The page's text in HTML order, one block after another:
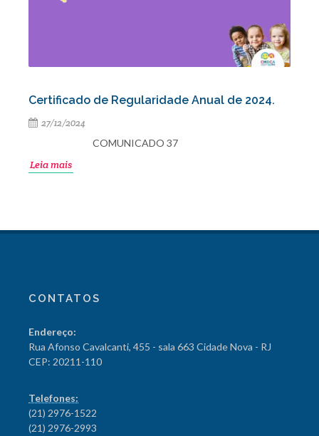
Certificado de Regularidade Anual de 2024.
27/12/2024
COMUNICADO 37
Leia mais
CONTATOS
Endereço:
Rua Afonso Cavalcanti, 455 - sala 663 Cidade Nova - RJ
CEP: 20211-110
Telefones:
(21) 2976-1522
(21) 2976-2993